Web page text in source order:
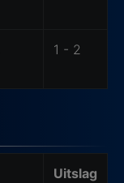
1 - 2
Uitslag